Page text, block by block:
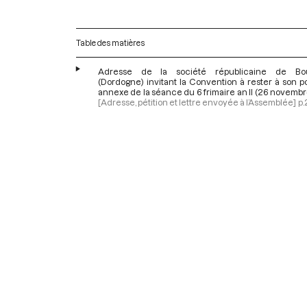
Table des matières
Adresse de la société républicaine de
(Dordogne) invitant la Convention à rester à son
annexe de la séance du 6 frimaire an II (26
[Adresse, pétition et lettre envoyée à l’Assemblée]